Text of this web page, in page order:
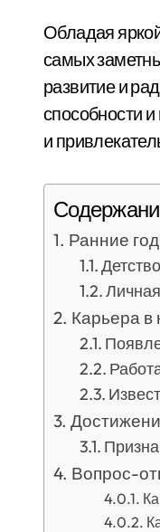
Обладая
самых
развитие и
способности
и
Ранние
Карьера в
Вопрос-